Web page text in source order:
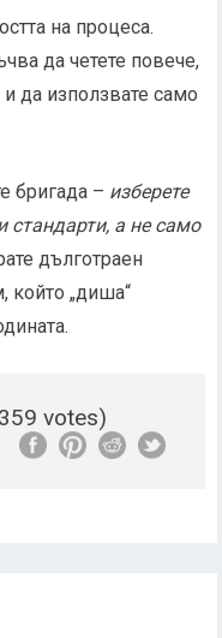
на процеса.
да четете повече,
да използвате само
бригада – изберете
стандарти, а не само
дълготраен
който „диша“
votes)